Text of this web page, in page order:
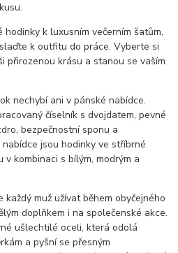
k luxusním večerním šatům,
k outfitu do práce. Vyberte si
přirozenou krásu a stanou se vaším
nechybí ani v pánské nabídce.
číselník s dvojdatem, pevné
bezpečnostní sponu a
jsou hodinky ve stříbrné
kombinaci s bílým, modrým a
každý muž užívat během obyčejného
doplňkem i na společenské akce.
ušlechtilé oceli, která odolá
a pyšní se přesným